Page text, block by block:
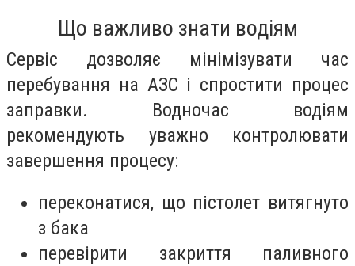
Що важливо знати водіям
Сервіс дозволяє мінімізувати час
перебування на АЗС і спростити процес
заправки. Водночас водіям
рекомендують уважно контролювати
завершення процесу:
переконатися, що пістолет витягнуто
з бака
перевірити закриття паливного